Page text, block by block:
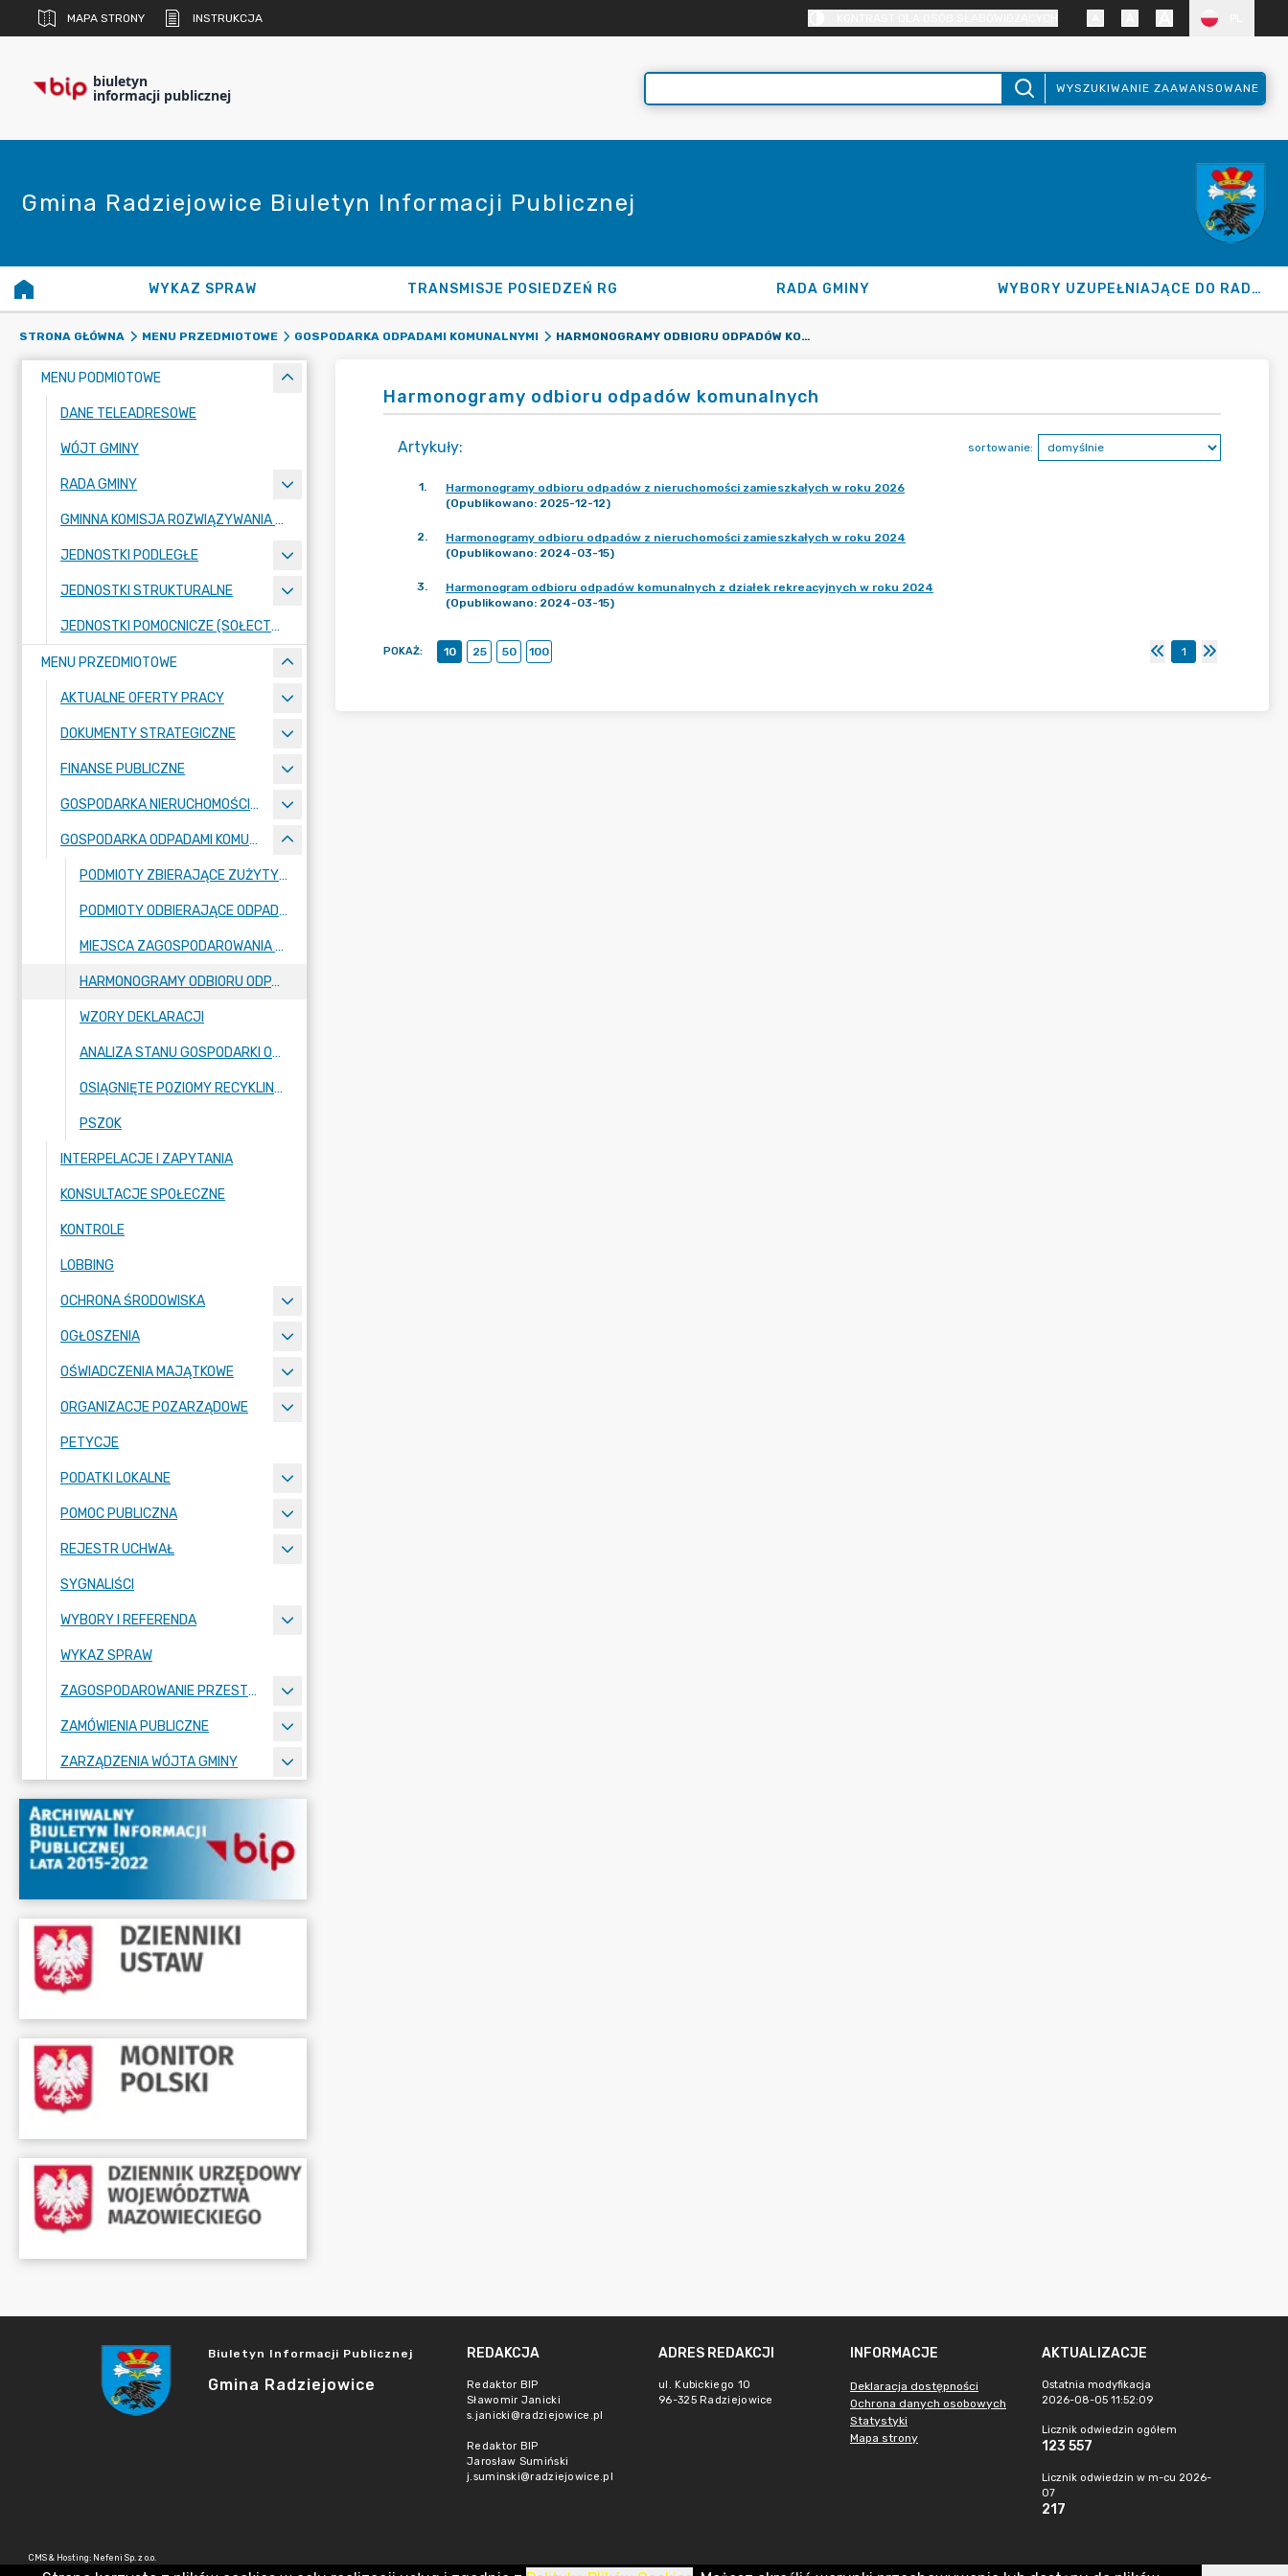
MAPA STRONY INSTRUKCJA
biuletyn
informacji publicznej WYSZUKIWANIE ZAAWANSOWANE
Gmina Radziejowice Biuletyn Informacji Publicznej
WYKAZ SPRAW TRANSMISJE POSIEDZEŃ RG RADA GMINY WYBORY UZUPEŁNIAJĄCE DO RADY GMINY 2026
STRONA GŁÓWNA MENU PRZEDMIOTOWE GOSPODARKA ODPADAMI KOMUNALNYMI HARMONOGRAMY ODBIORU ODPADÓW KOMUNALNYCH
MENU PODMIOTOWE
DANE TELEADRESOWE
WÓJT GMINY
RADA GMINY
GMINNA KOMISJA ROZWIĄZYWANIA PROBLEMÓW ALKOHOLOWYCH
JEDNOSTKI PODLEGŁE
JEDNOSTKI STRUKTURALNE
JEDNOSTKI POMOCNICZE (SOŁECTWA)
MENU PRZEDMIOTOWE
AKTUALNE OFERTY PRACY
DOKUMENTY STRATEGICZNE
FINANSE PUBLICZNE
GOSPODARKA NIERUCHOMOŚCIAMI
GOSPODARKA ODPADAMI KOMUNALNYMI
PODMIOTY ZBIERAJĄCE ZUŻYTY SPRZĘT ELEKTRYCZNY I ELEKTRONICZNY/ I UMIESZCZENIE TAM ZAŁĄCZONEJ INFORMACJI ZA 2025 ROK
PODMIOTY ODBIERAJĄCE ODPADY KOMUNALNE
MIEJSCA ZAGOSPODAROWANIA ODPADÓW
HARMONOGRAMY ODBIORU ODPADÓW KOMUNALNYCH
WZORY DEKLARACJI
ANALIZA STANU GOSPODARKI ODPADAMI KOMUNALNYMI
OSIĄGNIĘTE POZIOMY RECYKLINGU
PSZOK
INTERPELACJE I ZAPYTANIA
KONSULTACJE SPOŁECZNE
KONTROLE
LOBBING
OCHRONA ŚRODOWISKA
OGŁOSZENIA
OŚWIADCZENIA MAJĄTKOWE
ORGANIZACJE POZARZĄDOWE
PETYCJE
PODATKI LOKALNE
POMOC PUBLICZNA
REJESTR UCHWAŁ
SYGNALIŚCI
WYBORY I REFERENDA
WYKAZ SPRAW
ZAGOSPODAROWANIE PRZESTRZENNE
ZAMÓWIENIA PUBLICZNE
ZARZĄDZENIA WÓJTA GMINY
Harmonogramy odbioru odpadów komunalnych
Artykuły: sortowanie:
1.
Harmonogramy odbioru odpadów z nieruchomości zamieszkałych w roku 2026
(Opublikowano: 2025-12-12)
2.
Harmonogramy odbioru odpadów z nieruchomości zamieszkałych w roku 2024
(Opublikowano: 2024-03-15)
3.
Harmonogram odbioru odpadów komunalnych z działek rekreacyjnych w roku 2024
(Opublikowano: 2024-03-15)
POKAŻ: 10 25 50 100 1
Biuletyn Informacji Publicznej
Gmina Radziejowice
REDAKCJA
Redaktor BIP
Sławomir Janicki
s.janicki@radziejowice.pl
Redaktor BIP
Jarosław Sumiński
j.suminski@radziejowice.pl
ADRES REDAKCJI
ul. Kubickiego 10
96-325 Radziejowice
INFORMACJE
Deklaracja dostępności
Ochrona danych osobowych
Statystyki
Mapa strony
AKTUALIZACJE
Ostatnia modyfikacja
2026-08-05 11:52:09
Licznik odwiedzin ogółem
123 557
Licznik odwiedzin w m-cu 2026-
07
217
CMS & Hosting: Nefeni Sp. z o.o.